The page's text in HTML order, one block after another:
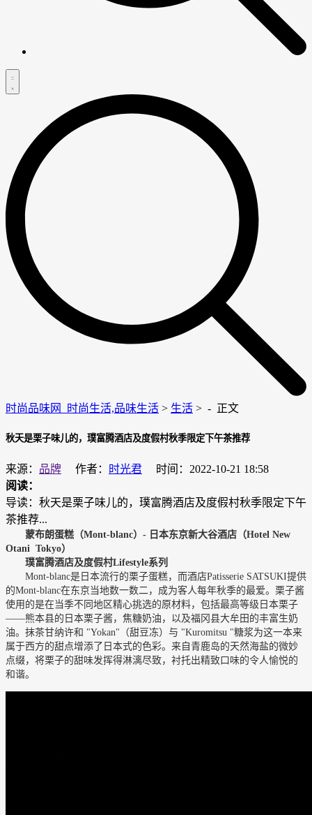
时尚品味网_时尚生活,品味生活 > 生活 > - 正文
秋天是栗子味儿的，璞富腾酒店及度假村秋季限定下午茶推荐
来源： 品牌 作者： 时光君
时间：2022-10-21 18:58
阅读：
导读：秋天是栗子味儿的，璞富腾酒店及度假村秋季限定下午
茶推荐...
蒙布朗蛋糕（Mont-blanc） - 日本东京新大谷酒店（Hotel New
Otani Tokyo）
璞富腾酒店及度假村Lifestyle系列
Mont-blanc是日本流行的栗子蛋糕，而酒店Patisserie SATSUKI提供
的Mont-blanc在东京当地数一数二，成为客人每年秋季的最爱。栗子酱
使用的是在当季不同地区精心挑选的原材料，包括最高等级日本栗子
——熊本县的日本栗子酱，焦糖奶油，以及福冈县大牟田的丰富生奶
油。抹茶甘纳许和 "Yokan"（甜豆冻）与 "Kuromitsu "糖浆为这一本来
属于西方的甜点增添了日本式的色彩。来自青鹿岛的天然海盐的微妙
点缀，将栗子的甜味发挥得淋漓尽致，衬托出精致口味的令人愉悦的
和谐。